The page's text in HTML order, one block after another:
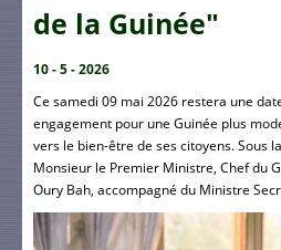
de la Guinée"
10 - 5 - 2026
Ce samedi 09 mai 2026 restera une
engagement pour une Guinée plus
vers le bien-être de ses citoyens. Sous
Monsieur le Premier Ministre, Chef du
Oury Bah, accompagné du Ministre